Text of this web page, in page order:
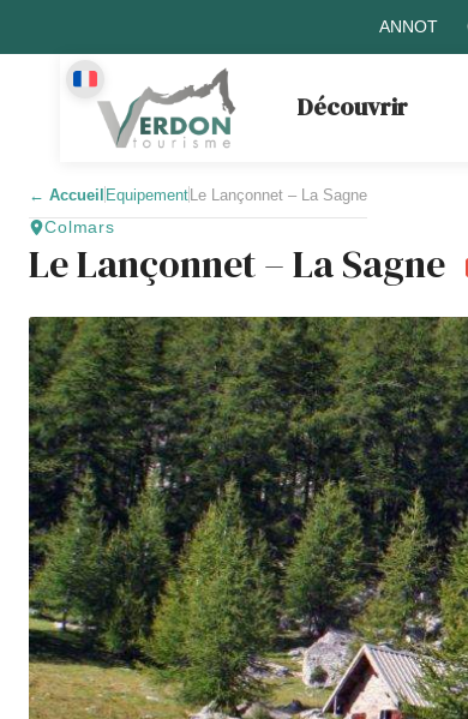
ANNOT
Découvrir
← Accueil EquipementLe Lançonnet – La Sagne
Colmars
Le Lançonnet – La Sagne